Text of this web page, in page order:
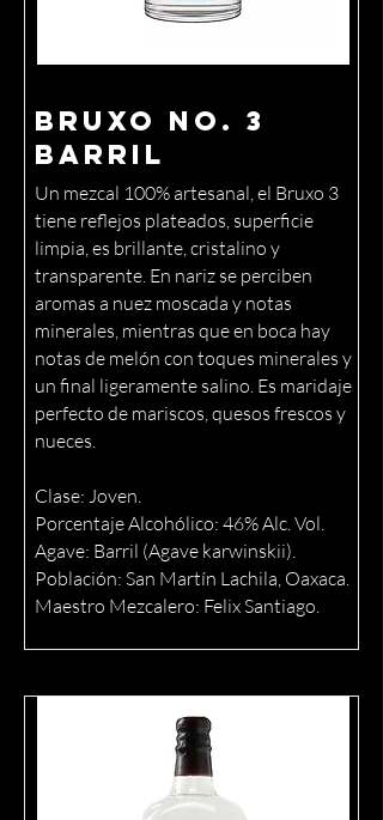
Bruxo No. 3
Barril
Un mezcal 100% artesanal, el Bruxo 3
tiene reflejos plateados, superficie
limpia, es brillante, cristalino y
transparente. En nariz se perciben
aromas a nuez moscada y notas
minerales, mientras que en boca hay
notas de melón con toques minerales y
un final ligeramente salino. Es maridaje
perfecto de mariscos, quesos frescos y
nueces.
Clase: Joven.
Porcentaje Alcohólico: 46% Alc. Vol.
Agave: Barril (Agave karwinskii).
Población: San Martín Lachila, Oaxaca.
Maestro Mezcalero: Felix Santiago.